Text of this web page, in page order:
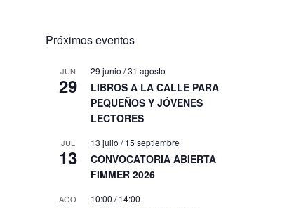
Próximos eventos
JUN
29
29 junio /31 agosto
LIBROS A LA CALLE PARA
PEQUEÑOS Y JÓVENES
LECTORES
JUL
13
13 julio /15 septiembre
CONVOCATORIA ABIERTA
FIMMER 2026
AGO 10:00 /14:00